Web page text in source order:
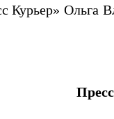
Ольга